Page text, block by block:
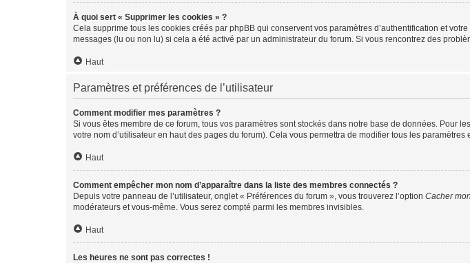
À quoi sert « Supprimer les cookies » ?
Cela supprime tous les cookies créés par phpBB qui conservent vos paramètres d’authentification et
messages (lu ou non lu) si cela a été activé par un administrateur du forum. Si vous rencontrez des
Haut
Paramètres et préférences de l’utilisateur
Comment modifier mes paramètres ?
Si vous êtes membre de ce forum, tous vos paramètres sont stockés dans notre base de données. Pour
votre nom d’utilisateur en haut des pages du forum). Cela vous permettra de modifier tous les paramètres
Haut
Comment empêcher mon nom d’apparaître dans la liste des membres connectés ?
Depuis votre panneau de l’utilisateur, onglet « Préférences du forum », vous trouverez l’option Cacher
modérateurs et vous-même. Vous serez compté parmi les membres invisibles.
Haut
Les heures ne sont pas correctes !